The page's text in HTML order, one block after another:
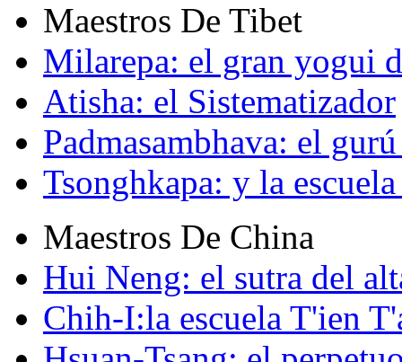
Maestros De Tibet
Milarepa: el gran yogui
Atisha: el Sistematizador
Padmasambhava: el
Tsonghkapa: y la
Maestros De China
Hui Neng: el sutra del
Chih-I:la escuela T'ien